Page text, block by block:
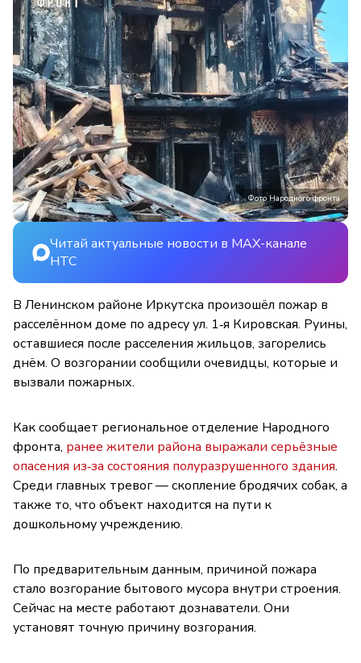
Фото Народного фронта
Читай актуальные новости в MAX-канале
НТС
В Ленинском районе Иркутска произошёл пожар в
расселённом доме по адресу ул. 1‑я Кировская. Руины,
оставшиеся после расселения жильцов, загорелись
днём. О возгорании сообщили очевидцы, которые и
вызвали пожарных.
Как сообщает региональное отделение Народного
фронта, ранее жители района выражали серьёзные
опасения из‑за состояния полуразрушенного здания.
Среди главных тревог — скопление бродячих собак, а
также то, что объект находится на пути к
дошкольному учреждению.
По предварительным данным, причиной пожара
стало возгорание бытового мусора внутри строения.
Сейчас на месте работают дознаватели. Они
установят точную причину возгорания.